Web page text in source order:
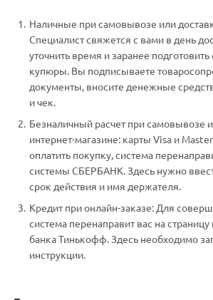
Наличные при самовывозе или
Специалист свяжется с вами в день
уточнить время и заранее
купюры. Вы подписываете
документы, вносите денежные
и чек.
Безналичный расчет при самовывозе
интернет-магазине: карты Visa и
оплатить покупку, система
системы СБЕРБАНК. Здесь нужно
срок действия и имя держателя.
Кредит при онлайн-заказе: Для
система перенаправит вас на
банка Тинькофф. Здесь необходимо
инструкции.